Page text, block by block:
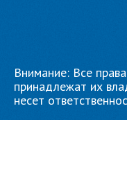
Внимание: Все
принадлежат их
несет